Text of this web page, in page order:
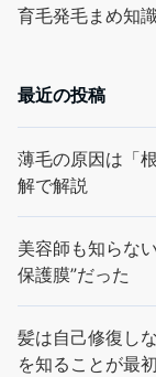
育毛発毛まめ知
最近の投稿
薄毛の原因は「
解で解説
美容師も知らな
保護膜”だった
髪は自己
を知ることが最